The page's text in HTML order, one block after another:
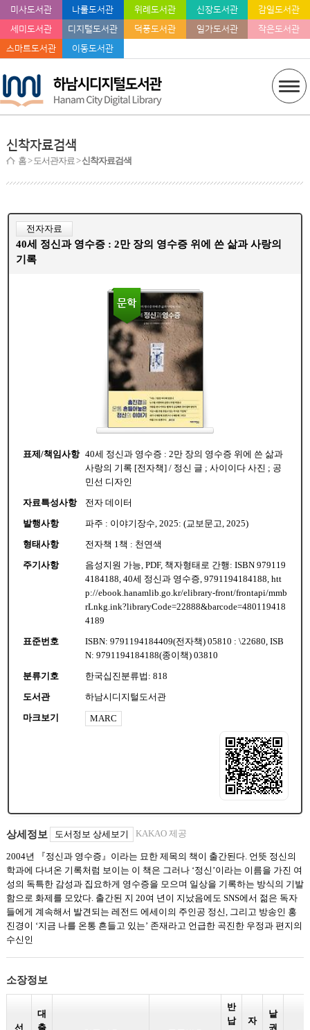
미사도서관 나룰도서관 위례도서관 신장도서관
감일도서관
세미도서관
디지털도서관 덕풍도서관 일가도서관
작은도서관
스마트도서관
이동도서관
신착자료검색
홈> 도서관자료 >신착자료검색